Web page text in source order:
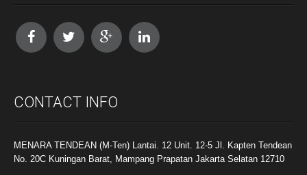
CONTACT INFO
MENARA TENDEAN (M-Ten) Lantai. 12 Unit. 12-5 Jl. Kapten Tendean
No. 20C Kuningan Barat, Mampang Prapatan Jakarta Selatan 12710